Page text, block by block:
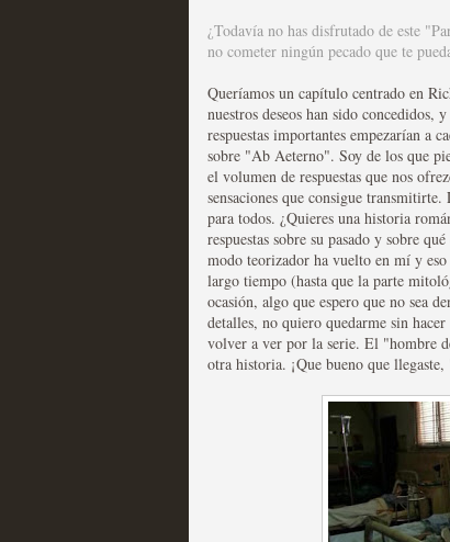
La barrera de las
desde Silicon Valley
MOLTISANTI
Recomendación de la semana
Mi experiencia
Recomendación de la semana
¿Todavía no has disfrutado de este
no cometer ningún pecado que te
Queríamos un capítulo centrado en
nuestros deseos han sido concedidos,
respuestas importantes empezarían a
sobre "Ab Aeterno". Soy de los que
el volumen de respuestas que nos
sensaciones que consigue
para todos. ¿Quieres una historia
respuestas sobre su pasado y sobre
modo teorizador ha vuelto en mí y
largo tiempo (hasta que la parte
ocasión, algo que espero que no sea
detalles, no quiero quedarme sin
volver a ver por la serie. El "hombre
otra historia. ¡Que bueno que llegaste,